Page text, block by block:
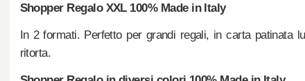
Shopper Regalo XXL 100% Made in Italy
In 2 formati. Perfetto per grandi regali, in carta patinata
ritorta.